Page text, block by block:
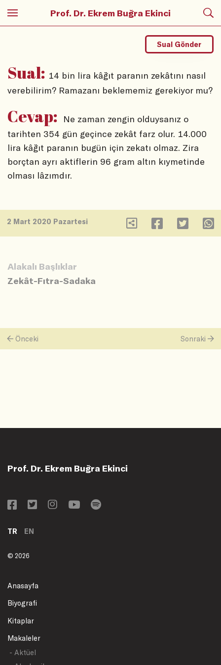
Prof. Dr. Ekrem Buğra Ekinci
Sual: 14 bin lira kâğıt paranın zekâtını nasıl
verebilirim? Ramazanı beklememiz gerekiyor mu?
Sual Gönder
Cevap:
Ne zaman zengin olduysanız o
tarihten 354 gün geçince zekât farz olur. 14.000
lira kâğıt paranın bugün için zekatı olmaz. Zira
borçtan ayrı aktiflerin 96 gram altın kıymetinde
olması lâzımdır.
2 Mart 2020 Pazartesi
Alakalı Başlıklar
Zekât-Fıtra-Sadaka
Önceki Sonraki
Prof. Dr. Ekrem Buğra Ekinci
TR EN
© 2026
Anasayfa
Biyografi
Kitaplar
Makaleler
- Aktüel